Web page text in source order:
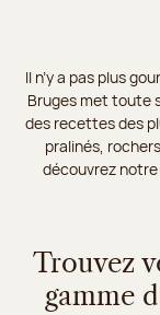
Il n’y a pas plus
Bruges met toute
des recettes des
pralinés,
découvrez notre
Trouvez
gamme